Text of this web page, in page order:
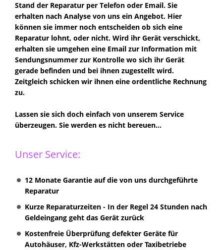
Stand der Reparatur per Telefon oder Email. Sie
erhalten nach Analyse von uns ein Angebot. Hier
können sie immer noch entscheiden ob sich eine
Reparatur lohnt, oder nicht. Wird ihr Gerät verschickt,
erhalten sie umgehen eine Email zur Information mit
Sendungsnummer zur Kontrolle wo sich ihr Gerät
gerade befinden und bei ihnen zugestellt wird.
Zeitgleich schicken wir ihnen eine ordentliche Rechnung
zu.
Lassen sie sich doch einfach von unserem Service
überzeugen. Sie werden es nicht bereuen...
Unser Service:
12 Monate Garantie auf die von uns durchgeführte
Reparatur
Kurze Reparaturzeiten - In der Regel 24 Stunden nach
Geldeingang geht das Gerät zurück
Kostenfreie Überprüfung defekter Geräte für
Autohäuser, Kfz-Werkstätten oder Taxibetriebe